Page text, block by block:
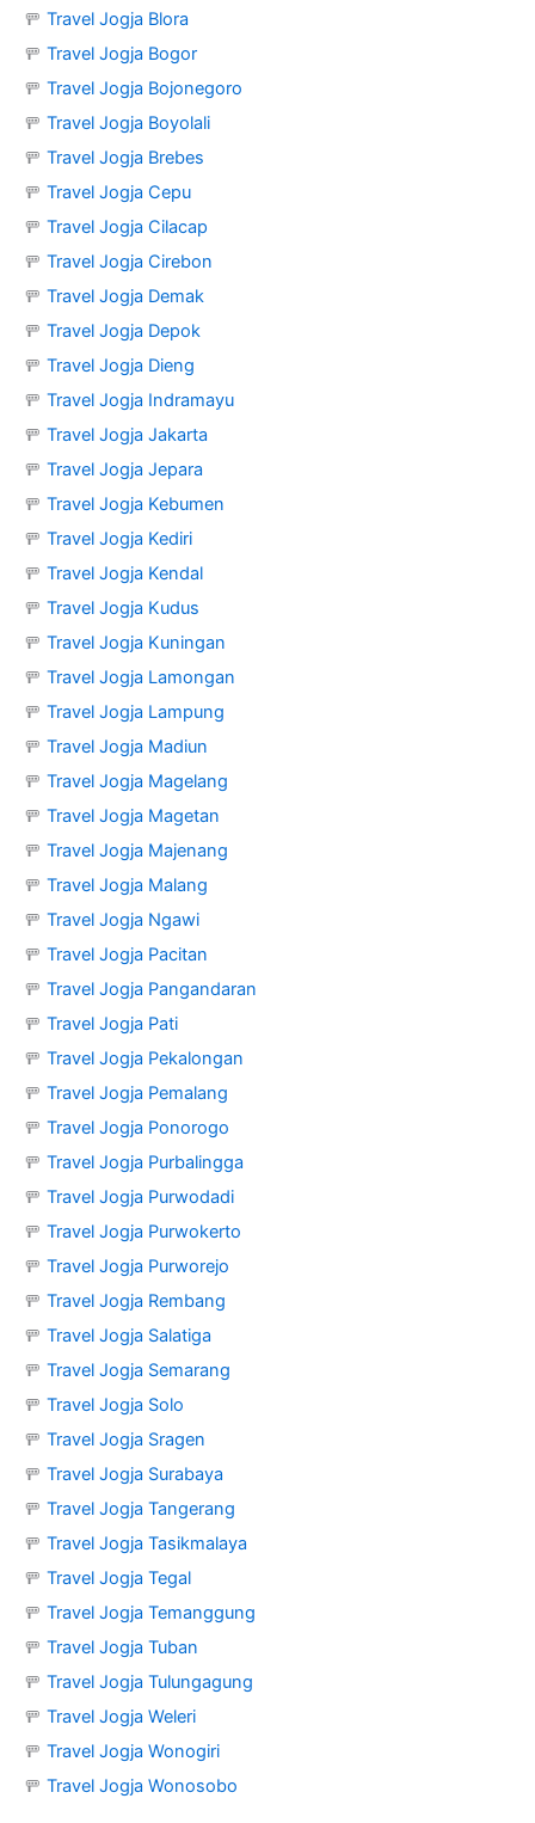
🚥 Travel Jogja Blora
🚥 Travel Jogja Bogor
🚥 Travel Jogja Bojonegoro
🚥 Travel Jogja Boyolali
🚥 Travel Jogja Brebes
🚥 Travel Jogja Cepu
🚥 Travel Jogja Cilacap
🚥 Travel Jogja Cirebon
🚥 Travel Jogja Demak
🚥 Travel Jogja Depok
🚥 Travel Jogja Dieng
🚥 Travel Jogja Indramayu
🚥 Travel Jogja Jakarta
🚥 Travel Jogja Jepara
🚥 Travel Jogja Kebumen
🚥 Travel Jogja Kediri
🚥 Travel Jogja Kendal
🚥 Travel Jogja Kudus
🚥 Travel Jogja Kuningan
🚥 Travel Jogja Lamongan
🚥 Travel Jogja Lampung
🚥 Travel Jogja Madiun
🚥 Travel Jogja Magelang
🚥 Travel Jogja Magetan
🚥 Travel Jogja Majenang
🚥 Travel Jogja Malang
🚥 Travel Jogja Ngawi
🚥 Travel Jogja Pacitan
🚥 Travel Jogja Pangandaran
🚥 Travel Jogja Pati
🚥 Travel Jogja Pekalongan
🚥 Travel Jogja Pemalang
🚥 Travel Jogja Ponorogo
🚥 Travel Jogja Purbalingga
🚥 Travel Jogja Purwodadi
🚥 Travel Jogja Purwokerto
🚥 Travel Jogja Purworejo
🚥 Travel Jogja Rembang
🚥 Travel Jogja Salatiga
🚥 Travel Jogja Semarang
🚥 Travel Jogja Solo
🚥 Travel Jogja Sragen
🚥 Travel Jogja Surabaya
🚥 Travel Jogja Tangerang
🚥 Travel Jogja Tasikmalaya
🚥 Travel Jogja Tegal
🚥 Travel Jogja Temanggung
🚥 Travel Jogja Tuban
🚥 Travel Jogja Tulungagung
🚥 Travel Jogja Weleri
🚥 Travel Jogja Wonogiri
🚥 Travel Jogja Wonosobo